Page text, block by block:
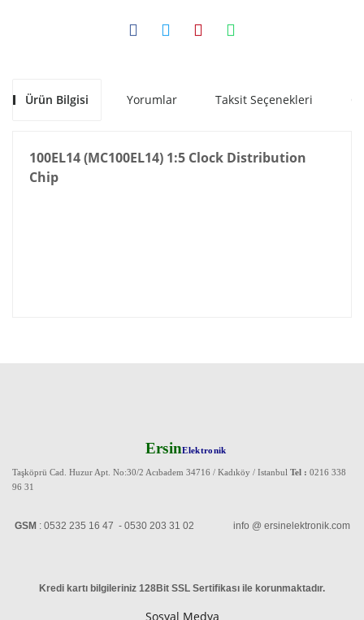
Ürün Bilgisi Yorumlar Taksit Seçenekleri
100EL14 (MC100EL14) 1:5 Clock Distribution
Chip
ErsinElektronik
Taşköprü Cad. Huzur Apt. No:30/2 Acıbadem 34716 / Kadıköy / Istanbul Tel : 0216 338
96 31
GSM : 0532 235 16 47 - 0530 203 31 02 info @ ersinelektronik.com
Kredi kartı bilgileriniz 128Bit SSL Sertifikası ile korunmaktadır.
Sosyal Medya